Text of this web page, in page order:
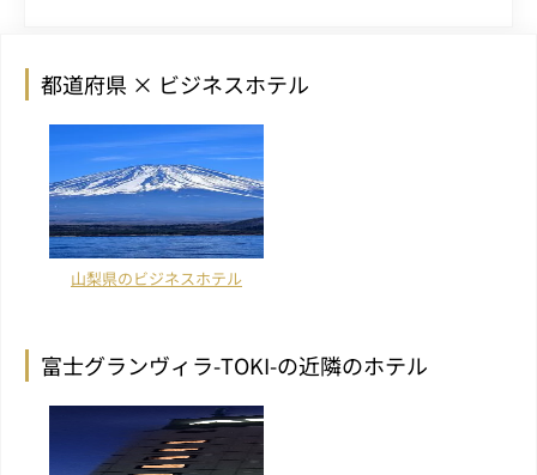
都道府県 × ビジネスホテル
山梨県のビジネスホテル
富士グランヴィラ-TOKI-の近隣のホテル